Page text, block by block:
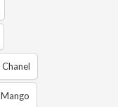
Chanel
Mango